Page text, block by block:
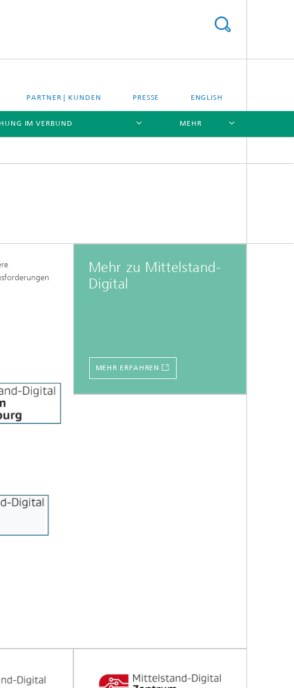
PARTNER | KUNDEN PRESSE ENGLISH
IM VERBUND MEHR
Mehr zu Mittelstand-
Digital
MEHR ERFAHREN